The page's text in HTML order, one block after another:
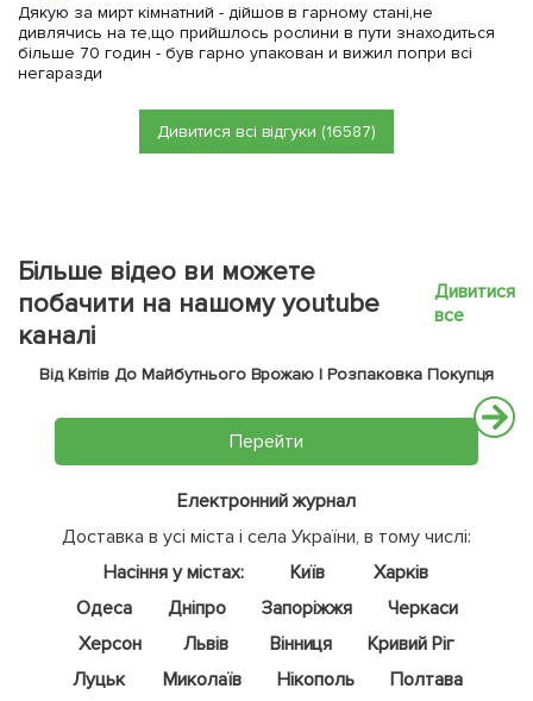
Дякую за мирт кімнатний - дійшов в гарному стані,не
дивлячись на те,що прийшлось рослини в пути знаходиться
більше 70 годин - був гарно упакован и вижил попри всі
негаразди
Дивитися всі відгуки (16587)
Більше відео ви можете
побачити на нашому youtube
каналі
Дивитися
все
Від Квітів До Майбутнього Врожаю | Розпаковка Покупця
Перейти
Електронний журнал
Доставка в усі міста і села України, в тому числі:
Насіння у містах:
Київ
Харків
Одеса
Дніпро Запоріжжя
Черкаси
Херсон
Львів Вінниця
Кривий Ріг
Луцьк
Миколаїв Нікополь
Полтава